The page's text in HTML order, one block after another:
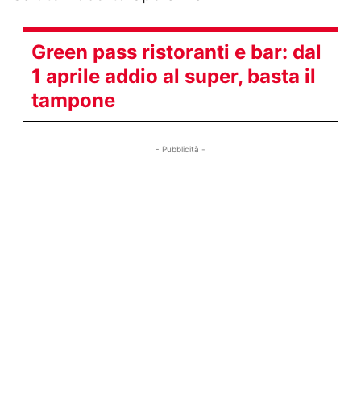
Green pass ristoranti e bar: dal
1 aprile addio al super, basta il
tampone
- Pubblicità -